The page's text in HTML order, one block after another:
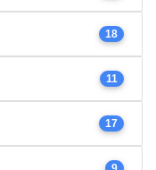
18
11
17